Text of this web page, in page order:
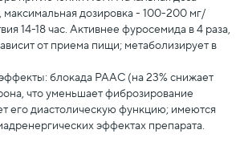
максимальная дозировка - 100-200 мг/
14-18 час. Активнее фуросемида в 4 раза,
от приема пищи; метаболизирует в
блокада РААС (на 23% снижает
что уменьшает фиброзирование
его диастолическую функцию; имеются
эффектах препарата.